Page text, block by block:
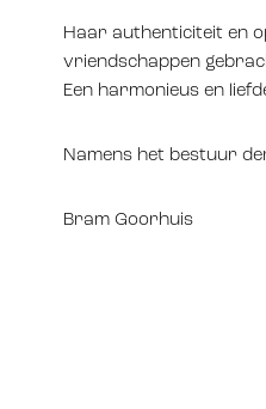
Haar authenticiteit en
vriendschappen
Een harmonieus en
Namens het bestuur
Bram Goorhuis